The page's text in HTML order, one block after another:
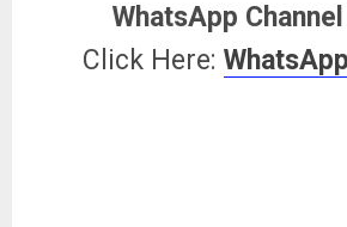
WhatsApp
Click Here: